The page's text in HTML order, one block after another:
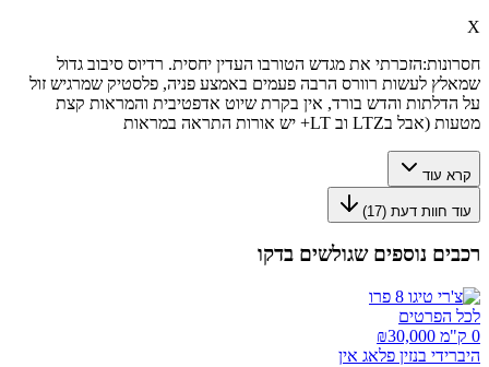
X
חסרונות:הזכרתי את מגדש הטורבו העדין יחסית. רדיוס סיבוב גדול
שמאלץ לעשות רוורס הרבה פעמים באמצע פניה, פלסטיק שמרגיש זול
על הדלתות והדש בורד, אין בקרת שיוט אדפטיבית והמראות קצת
מטעות (אבל בLTZ וב LT+ יש אורות התראה במראות
קרא עוד
עוד חוות דעת (17
)
רכבים נוספים שגולשים בדקו
לכל הפרטים
0 ק"מ ₪
30,000
היברידי בנזין פלאג אין